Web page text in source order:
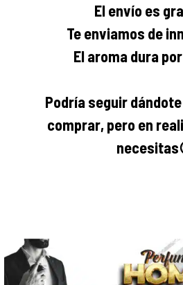
El envío es
Te enviamos de
El aroma dura
Podría seguir
comprar, pero en
necesitas